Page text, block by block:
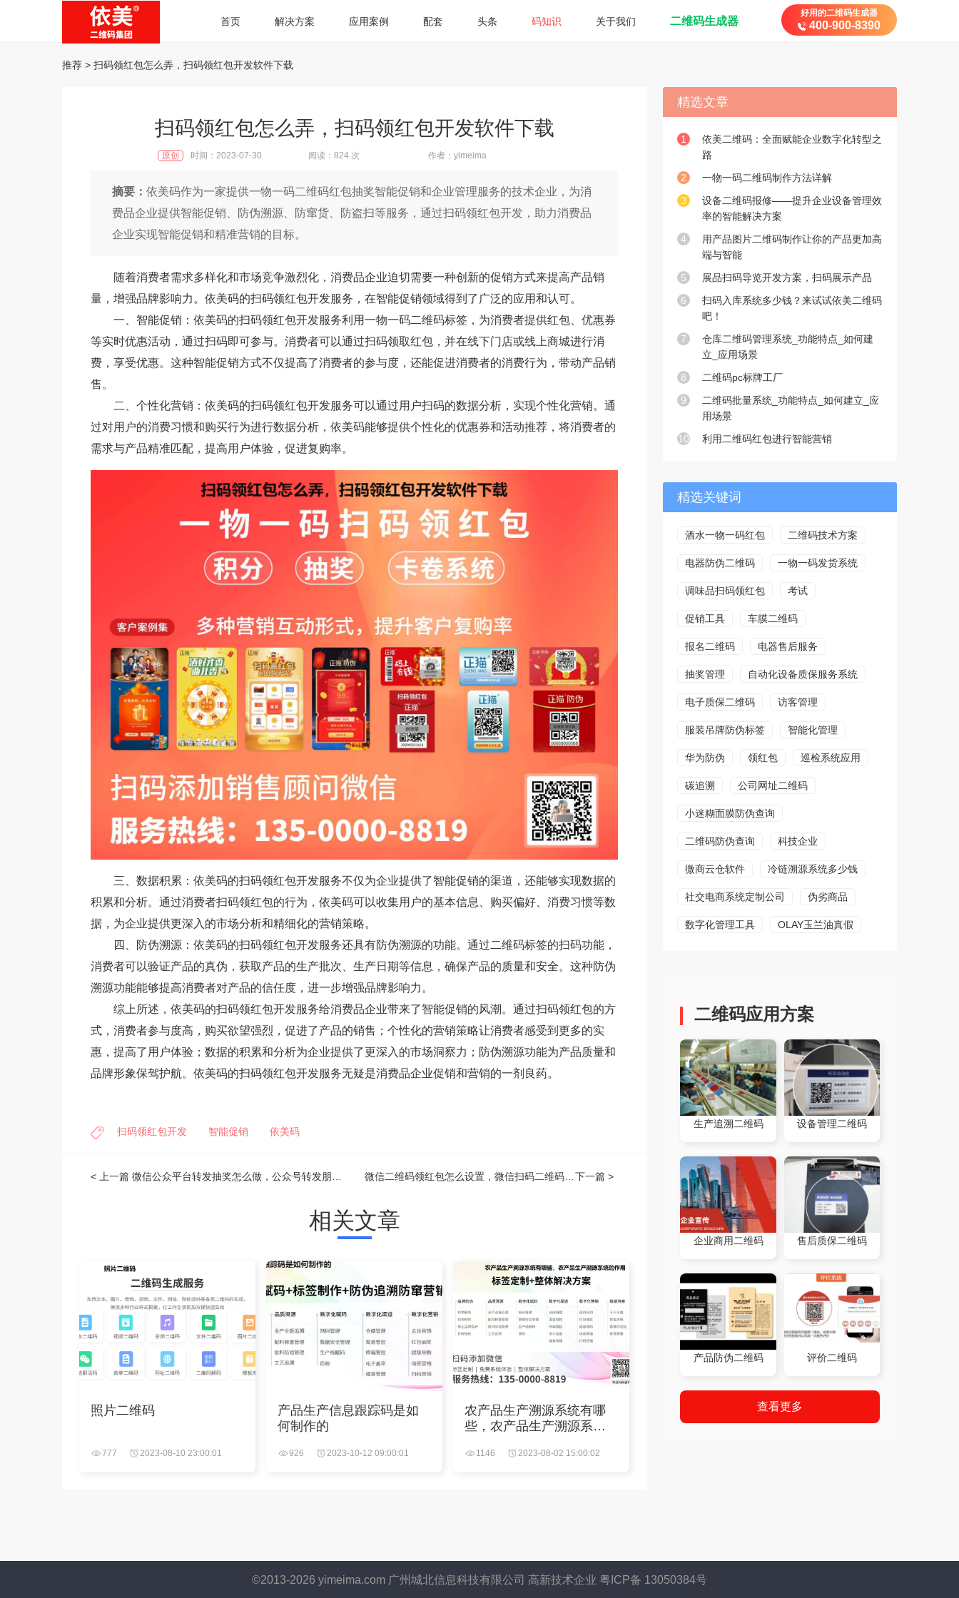
首页 解决方案 应用案例 配套 头条 码知识 关于我们 二维码生成器
好用的二维码生成器
400-900-8390
推荐 > 扫码领红包怎么弄，扫码领红包开发软件下载
扫码领红包怎么弄，扫码领红包开发软件下载
原创 时间：2023-07-30 阅读：824 次 作者：yimeima
摘要： 依美码作为一家提供一物一码二维码红包抽奖智能促销和企业管理服务的技术企业，为消
费品企业提供智能促销、防伪溯源、防窜货、防盗扫等服务，通过扫码领红包开发，助力消费品
企业实现智能促销和精准营销的目标。
随着消费者需求多样化和市场竞争激烈化，消费品企业迫切需要一种创新的促销方式来提高产品销
量，增强品牌影响力。依美码的扫码领红包开发服务，在智能促销领域得到了广泛的应用和认可。
一、智能促销：依美码的扫码领红包开发服务利用一物一码二维码标签，为消费者提供红包、优惠券
等实时优惠活动，通过扫码即可参与。消费者可以通过扫码领取红包，并在线下门店或线上商城进行消
费，享受优惠。这种智能促销方式不仅提高了消费者的参与度，还能促进消费者的消费行为，带动产品销
售。
二、个性化营销：依美码的扫码领红包开发服务可以通过用户扫码的数据分析，实现个性化营销。通
过对用户的消费习惯和购买行为进行数据分析，依美码能够提供个性化的优惠券和活动推荐，将消费者的
需求与产品精准匹配，提高用户体验，促进复购率。
三、数据积累：依美码的扫码领红包开发服务不仅为企业提供了智能促销的渠道，还能够实现数据的
积累和分析。通过消费者扫码领红包的行为，依美码可以收集用户的基本信息、购买偏好、消费习惯等数
据，为企业提供更深入的市场分析和精细化的营销策略。
四、防伪溯源：依美码的扫码领红包开发服务还具有防伪溯源的功能。通过二维码标签的扫码功能，
消费者可以验证产品的真伪，获取产品的生产批次、生产日期等信息，确保产品的质量和安全。这种防伪
溯源功能能够提高消费者对产品的信任度，进一步增强品牌影响力。
综上所述，依美码的扫码领红包开发服务给消费品企业带来了智能促销的风潮。通过扫码领红包的方
式，消费者参与度高，购买欲望强烈，促进了产品的销售；个性化的营销策略让消费者感受到更多的实
惠，提高了用户体验；数据的积累和分析为企业提供了更深入的市场洞察力；防伪溯源功能为产品质量和
品牌形象保驾护航。依美码的扫码领红包开发服务无疑是消费品企业促销和营销的一剂良药。
扫码领红包开发 智能促销 依美码
< 上一篇 微信公众平台转发抽奖怎么做，公众号转发朋友圈抽奖 微信二维码领红包怎么设置，微信扫码二维码,点击领取红包,领取成功后截图下一篇 >
相关文章
照片二维码
777 2023-08-10 23:00:01
产品生产信息跟踪码是如
何制作的
926 2023-10-12 09:00:01
农产品生产溯源系统有哪
些，农产品生产溯源系统
1146 2023-08-02 15:00:02
精选文章
1
依美二维码：全面赋能企业数字化转型之
路
2
一物一码二维码制作方法详解
3
设备二维码报修——提升企业设备管理效
率的智能解决方案
4
用产品图片二维码制作让你的产品更加高
端与智能
5
展品扫码导览开发方案，扫码展示产品
6
扫码入库系统多少钱？来试试依美二维码
吧！
7
仓库二维码管理系统_功能特点_如何建
立_应用场景
8
二维码pc标牌工厂
9
二维码批量系统_功能特点_如何建立_应
用场景
10
利用二维码红包进行智能营销
精选关键词
酒水一物一码红包 二维码技术方案
电器防伪二维码 一物一码发货系统
调味品扫码领红包 考试
促销工具 车膜二维码
报名二维码 电器售后服务
抽奖管理 自动化设备质保服务系统
电子质保二维码 访客管理
服装吊牌防伪标签 智能化管理
华为防伪 领红包 巡检系统应用
碳追溯 公司网址二维码
小迷糊面膜防伪查询
二维码防伪查询 科技企业
微商云仓软件 冷链溯源系统多少钱
社交电商系统定制公司 伪劣商品
数字化管理工具 OLAY玉兰油真假
二维码应用方案
生产追溯二维码 设备管理二维码
企业商用二维码 售后质保二维码
产品防伪二维码 评价二维码
查看更多
©2013-2026 yimeima.com 广州城北信息科技有限公司 高新技术企业 粤ICP备 13050384号